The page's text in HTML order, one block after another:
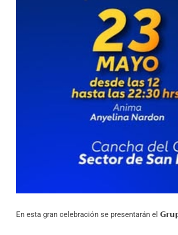
En esta gran celebración se presentarán el